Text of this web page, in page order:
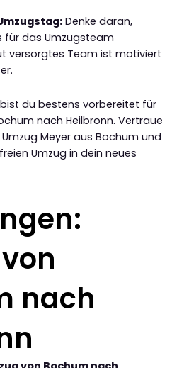
Denke daran,
für das Umzugsteam
versorgtes Team ist motiviert
du bestens vorbereitet für
nach Heilbronn. Vertraue
Meyer aus Bochum und
Umzug in dein neues
nach